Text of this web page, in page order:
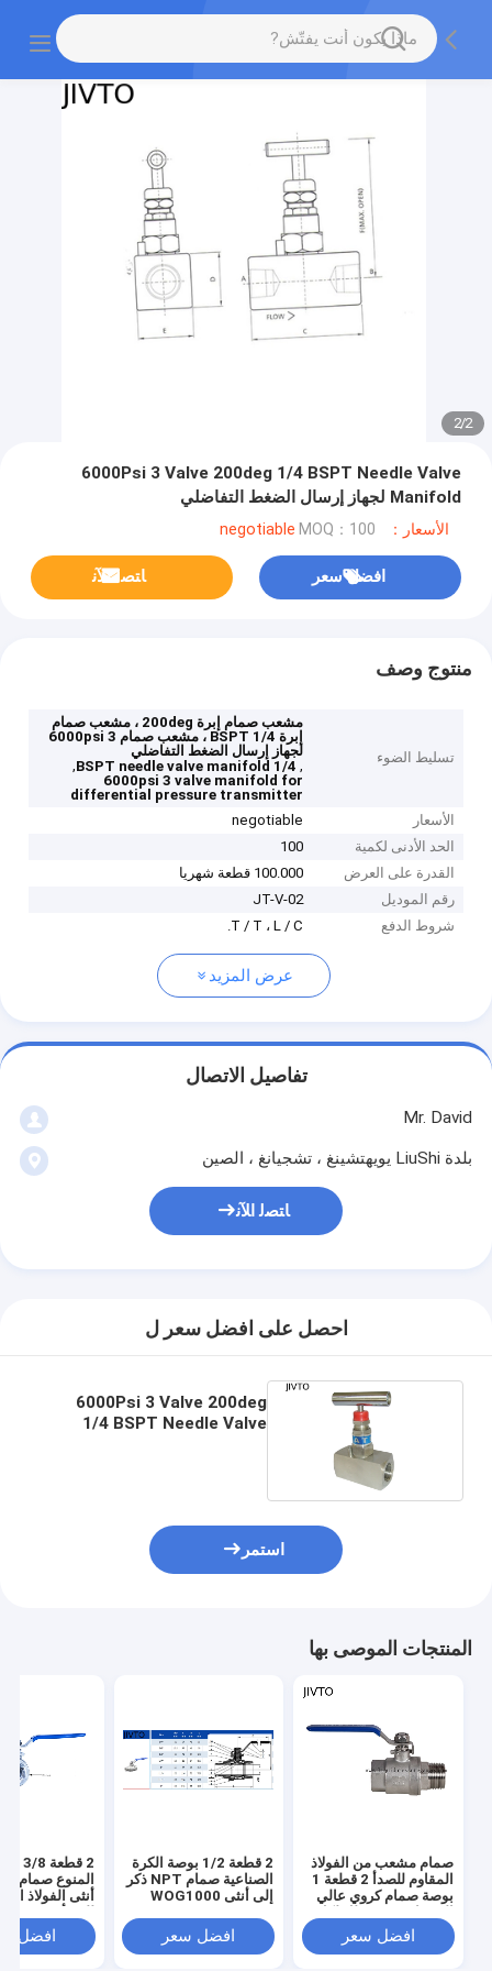
2
/
2
6000Psi 3 Valve 200deg 1/4 BSPT Needle Valve
Manifold لجهاز إرسال الضغط التفاضلي
الأسعار：negotiable MOQ：100
افضل سعر ﺎﺘﺼﻟ ﺍﻶﻧ
منتوج وصف
تسليط الضوء
مشعب صمام إبرة 200deg ، مشعب صمام
إبرة 1/4 BSPT ، مشعب صمام 3 6000psi
لجهاز إرسال الضغط التفاضلي
,
1/4 BSPT needle valve manifold
,
6000psi 3 valve manifold for
differential pressure transmitter
الأسعار
negotiable
الحد الأدنى لكمية
100
القدرة على العرض
100.000 قطعة شهريا
رقم الموديل
JT-V-02
شروط الدفع
T / T ، L / C.
عرض المزيد
تفاصيل الاتصال
Mr. David
بلدة LiuShi يويهتشينغ ، تشجيانغ ، الصين
ﺎﺘﺼﻟ ﺍﻶﻧ
احصل على افضل سعر ل
6000Psi 3 Valve 200deg
1/4 BSPT Needle Valve
استمر
المنتجات الموصى بها
صمام مشعب من الفولاذ
المقاوم للصدأ 2 قطعة 1
بوصة صمام كروي عالي
بوصة مربعةافضل سعر
2 قطعة 1/2 بوصة الكرة
الصناعية صمام NPT ذكر
إلى أنثى WOG1000
افضل سعر
المنوع صمام
أنثى الفولاذ
افضل